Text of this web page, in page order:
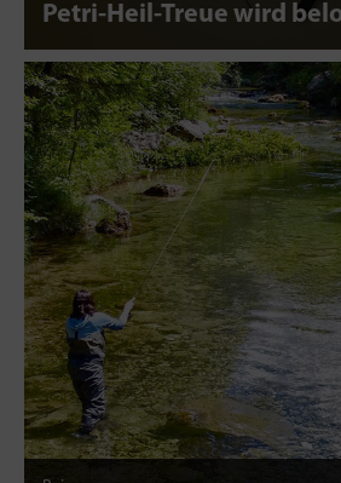
Petri-Heil-Treue wird